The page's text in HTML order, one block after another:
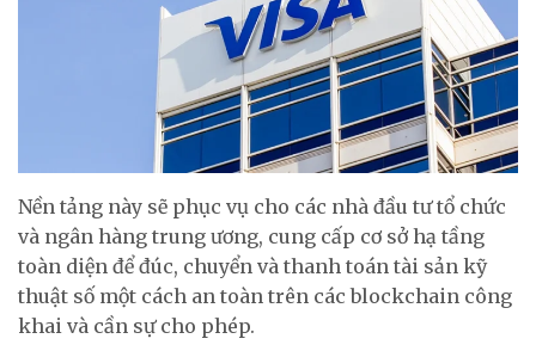
Nền tảng này sẽ phục vụ cho các nhà đầu tư tổ chức
và ngân hàng trung ương, cung cấp cơ sở hạ tầng
toàn diện để đúc, chuyển và thanh toán tài sản kỹ
thuật số một cách an toàn trên các blockchain công
khai và cần sự cho phép.